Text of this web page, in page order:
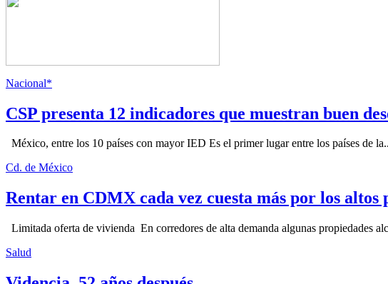
Nacional*
CSP presenta 12 indicadores que muestran buen
México, entre los 10 países con mayor IED Es el primer lugar entre los países de
Cd. de México
Rentar en CDMX cada vez cuesta más por los altos
Limitada oferta de vivienda En corredores de alta demanda algunas propiedades
Salud